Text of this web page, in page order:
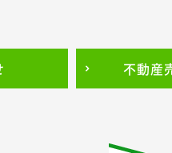
不動産